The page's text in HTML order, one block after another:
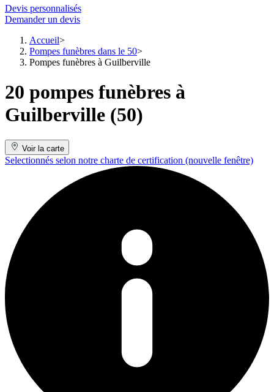
Devis personnalisés
Demander un devis
Accueil
Pompes funèbres dans le 50
Pompes funèbres à Guilberville
20 pompes funèbres à
Guilberville (50)
Voir la carte
Selectionnés selon notre charte de certification (nouvelle fenêtre)